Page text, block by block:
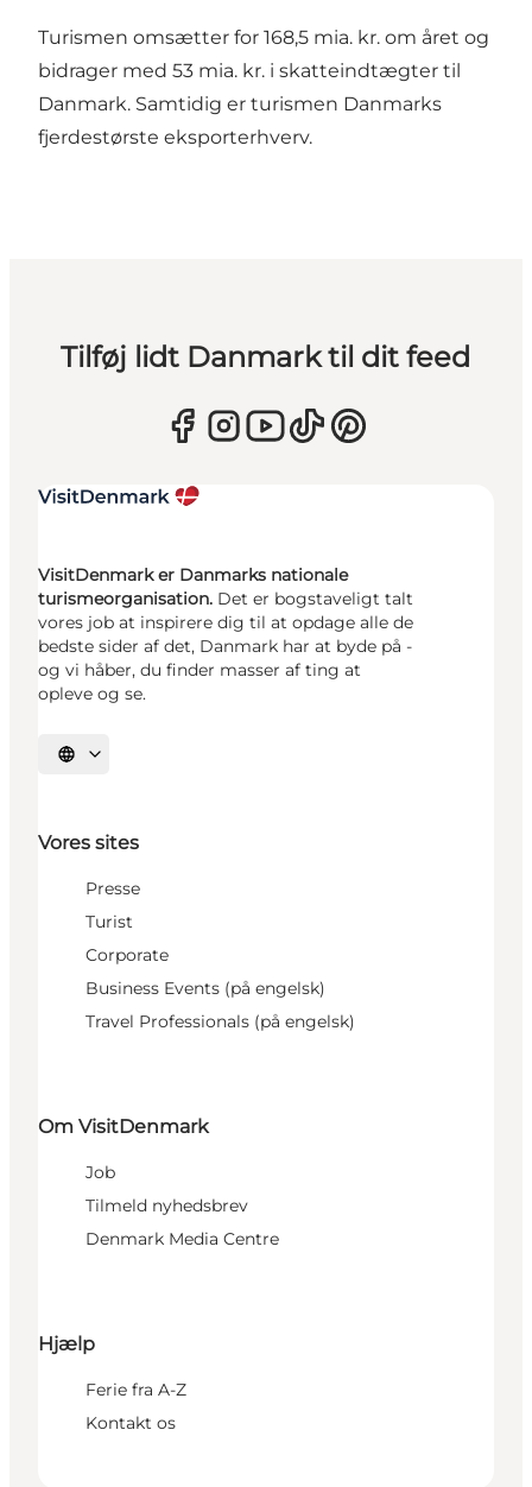
Turismen omsætter for 168,5 mia. kr. om året og
bidrager med 53 mia. kr. i skatteindtægter til
Danmark. Samtidig er turismen Danmarks
fjerdestørste eksporterhverv.
Tilføj lidt Danmark til dit feed
VisitDenmark er Danmarks nationale
turismeorganisation. Det er bogstaveligt talt
vores job at inspirere dig til at opdage alle de
bedste sider af det, Danmark har at byde på -
og vi håber, du finder masser af ting at
opleve og se.
Vælg sprog
Vores sites
Presse
Turist
Corporate
Business Events (på engelsk)
Travel Professionals (på engelsk)
Om VisitDenmark
Job
Tilmeld nyhedsbrev
Denmark Media Centre
Hjælp
Ferie fra A-Z
Kontakt os